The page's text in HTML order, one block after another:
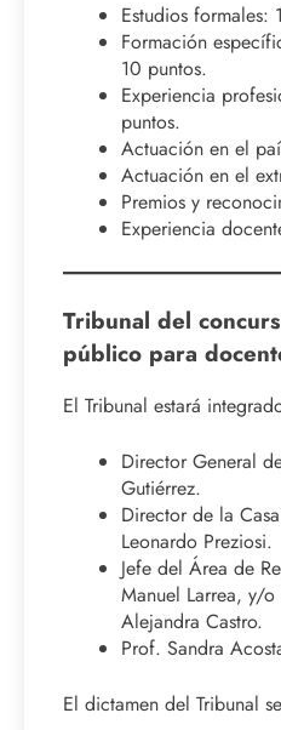
Estudios formales:
Formación
10 puntos.
Experiencia
puntos.
Actuación en el
Actuación en el
Premios y
Experiencia
Tribunal del
público para
El Tribunal estará
Director General
Gutiérrez.
Director de la
Leonardo Preziosi.
Jefe del Área de
Manuel Larrea, y/
Alejandra Castro.
Prof. Sandra
El dictamen del Tribunal